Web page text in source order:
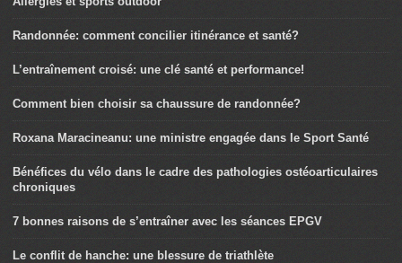
Randonnée: comment concilier itinérance et santé?
L’entraînement croisé: une clé santé et performance!
Comment bien choisir sa chaussure de randonnée?
Roxana Maracineanu: une ministre engagée dans le Sport Santé
Bénéfices du vélo dans le cadre des pathologies ostéoarticulaires
chroniques
7 bonnes raisons de s’entraîner avec les séances EPGV
Le conflit de hanche: une blessure de triathlète